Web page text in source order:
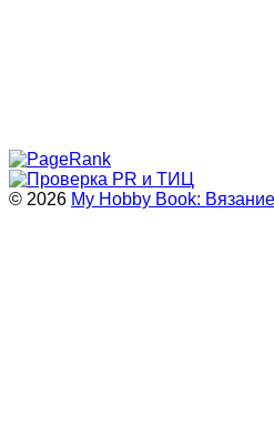
© 2026 My Hobby Book: